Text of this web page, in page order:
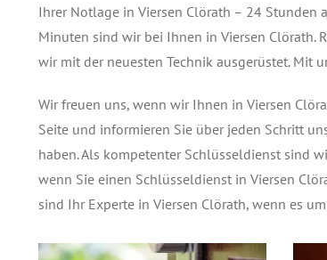
Ihrer Notlage in Viersen Clörath – 24 Stunden
Minuten sind wir bei Ihnen in Viersen Clörath.
wir mit der neuesten Technik ausgerüstet. Mit
Wir freuen uns, wenn wir Ihnen in Viersen
Seite und informieren Sie über jeden Schritt
haben. Als kompetenter Schlüsseldienst sind
wenn Sie einen Schlüsseldienst in Viersen
sind Ihr Experte in Viersen Clörath, wenn es